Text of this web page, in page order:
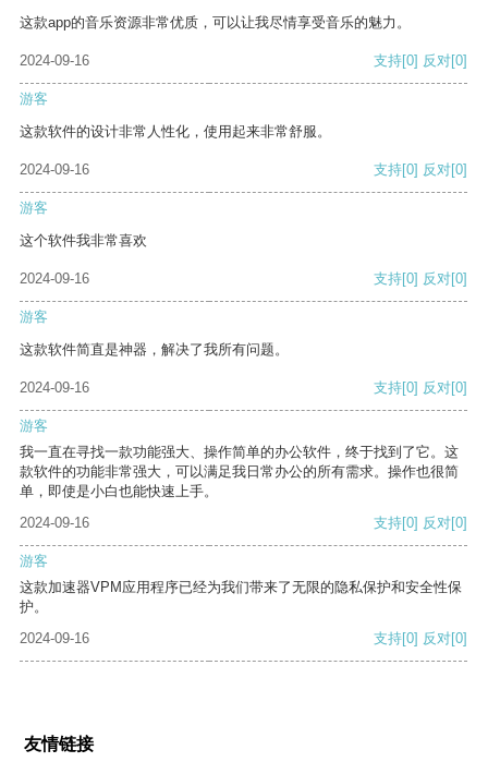
这款app的音乐资源非常优质，可以让我尽情享受音乐的魅力。
2024-09-16 支持[0] 反对[0]
游客
这款软件的设计非常人性化，使用起来非常舒服。
2024-09-16 支持[0] 反对[0]
游客
这个软件我非常喜欢
2024-09-16 支持[0] 反对[0]
游客
这款软件简直是神器，解决了我所有问题。
2024-09-16 支持[0] 反对[0]
游客
我一直在寻找一款功能强大、操作简单的办公软件，终于找到了它。这
款软件的功能非常强大，可以满足我日常办公的所有需求。操作也很简
单，即使是小白也能快速上手。
2024-09-16
支持[0] 反对[0]
游客
这款加速器VPM应用程序已经为我们带来了无限的隐私保护和安全性保
护。
2024-09-16
支持[0] 反对[0]
友情链接